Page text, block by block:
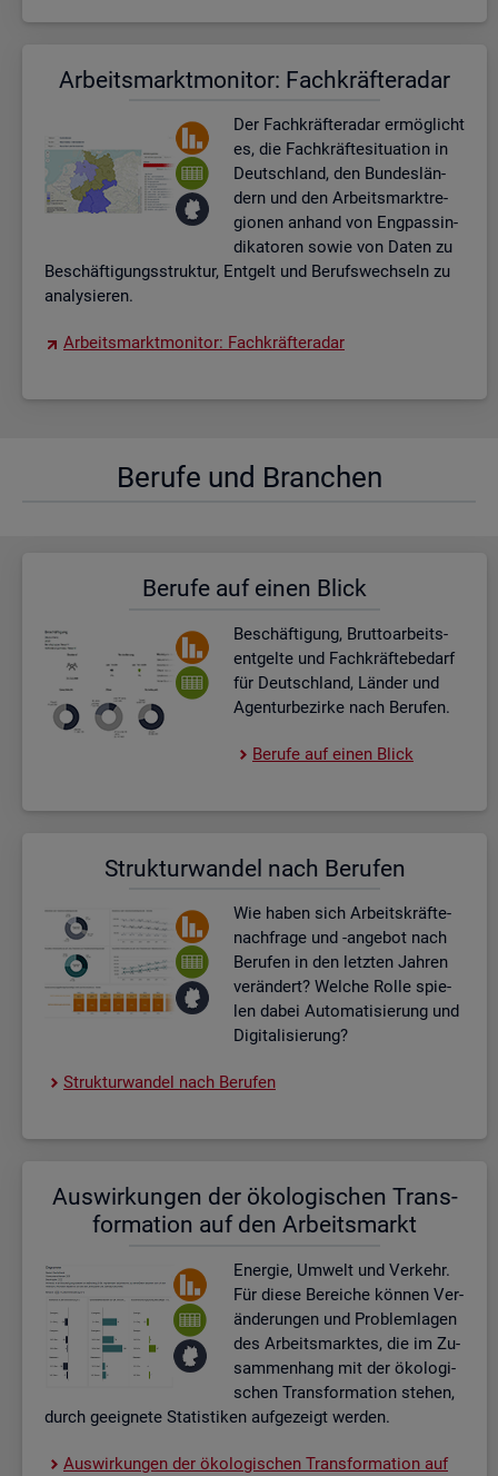
Ar­beits­markt­mo­ni­tor: Fach­kräf­te­ra­dar
Der Fach­kräf­te­ra­dar er­mög­licht
es, die Fach­kräf­te­si­tua­ti­on in
Deutsch­land, den Bun­des­län­
dern und den Ar­beits­markt­re­
gio­nen an­hand von Eng­pas­sin­
di­ka­to­ren sowie von Daten zu
Be­schäf­ti­gungs­struk­tur, Ent­gelt und Be­rufs­wech­seln zu
ana­ly­sie­ren.
Ar­beits­markt­mo­ni­tor: Fach­kräf­te­ra­dar
Be­ru­fe und Bran­chen
Be­ru­fe auf einen Blick
Be­schäf­ti­gung, Brut­to­ar­beits­
ent­gel­te und Fach­kräf­te­be­darf
für Deutsch­land, Län­der und
Agen­tur­be­zir­ke nach Be­ru­fen.
Be­ru­fe auf einen Blick
Struk­tur­wan­del nach Be­ru­fen
Wie haben sich Ar­beits­kräf­te­
nach­fra­ge und -an­ge­bot nach
Be­ru­fen in den letz­ten Jah­ren
ver­än­dert? Wel­che Rolle spie­
len dabei Au­to­ma­ti­sie­rung und
Di­gi­ta­li­sie­rung?
Struk­tur­wan­del nach Be­ru­fen
Aus­wir­kun­gen der öko­lo­gi­schen Trans­
for­ma­ti­on auf den Ar­beits­markt
En­er­gie, Um­welt und Ver­kehr.
Für diese Be­rei­che kön­nen Ver­
än­de­run­gen und Pro­blem­la­gen
des Ar­beits­mark­tes, die im Zu­
sam­men­hang mit der öko­lo­gi­
schen Trans­for­ma­ti­on ste­hen,
durch ge­eig­ne­te Sta­tis­ti­ken auf­ge­zeigt wer­den.
Aus­wir­kun­gen der öko­lo­gi­schen Trans­for­ma­ti­on auf